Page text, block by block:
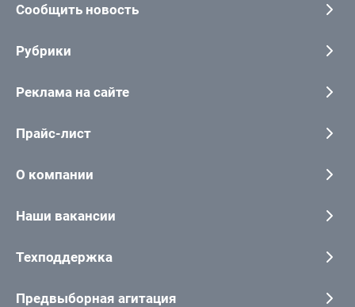
Сообщить новость
Рубрики
Реклама на сайте
Прайс-лист
О компании
Наши вакансии
Техподдержка
Предвыборная агитация